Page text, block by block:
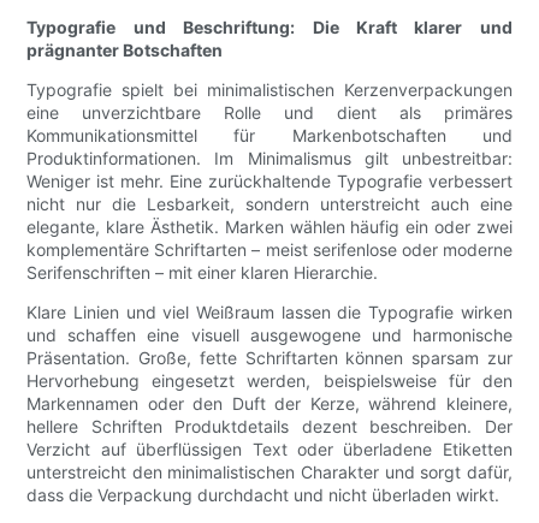
Typografie und Beschriftung: Die Kraft klarer und
prägnanter Botschaften
Typografie spielt bei minimalistischen Kerzenverpackungen
eine unverzichtbare Rolle und dient als primäres
Kommunikationsmittel für Markenbotschaften und
Produktinformationen. Im Minimalismus gilt unbestreitbar:
Weniger ist mehr. Eine zurückhaltende Typografie verbessert
nicht nur die Lesbarkeit, sondern unterstreicht auch eine
elegante, klare Ästhetik. Marken wählen häufig ein oder zwei
komplementäre Schriftarten – meist serifenlose oder moderne
Serifenschriften – mit einer klaren Hierarchie.
Klare Linien und viel Weißraum lassen die Typografie wirken
und schaffen eine visuell ausgewogene und harmonische
Präsentation. Große, fette Schriftarten können sparsam zur
Hervorhebung eingesetzt werden, beispielsweise für den
Markennamen oder den Duft der Kerze, während kleinere,
hellere Schriften Produktdetails dezent beschreiben. Der
Verzicht auf überflüssigen Text oder überladene Etiketten
unterstreicht den minimalistischen Charakter und sorgt dafür,
dass die Verpackung durchdacht und nicht überladen wirkt.